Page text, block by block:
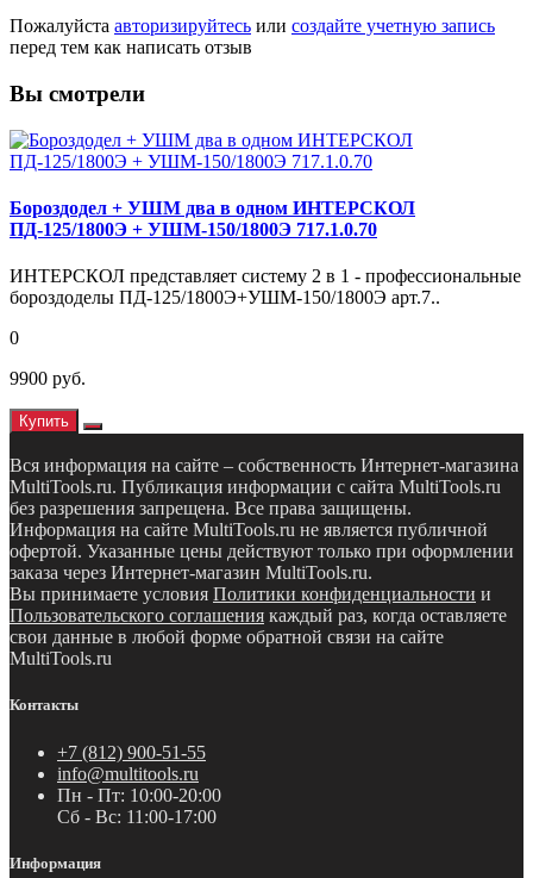
Пожалуйста авторизируйтесь или создайте учетную запись
перед тем как написать отзыв
Вы смотрели
Бороздодел + УШМ два в одном ИНТЕРСКОЛ
ПД-125/1800Э + УШМ-150/1800Э 717.1.0.70
ИНТЕРСКОЛ представляет систему 2 в 1 - профессиональные
бороздоделы ПД-125/1800Э+УШМ-150/1800Э арт.7..
0
9900 руб.
Купить
Вся информация на сайте – собственность Интернет-магазина
MultiTools.ru. Публикация информации с сайта MultiTools.ru
без разрешения запрещена. Все права защищены.
Информация на сайте MultiTools.ru не является публичной
офертой. Указанные цены действуют только при оформлении
заказа через Интернет-магазин MultiTools.ru.
Вы принимаете условия Политики конфиденциальности и
Пользовательского соглашения каждый раз, когда оставляете
свои данные в любой форме обратной связи на сайте
MultiTools.ru
Контакты
+7 (812) 900-51-55
info@multitools.ru
Пн - Пт: 10:00-20:00
Сб - Вс: 11:00-17:00
Информация